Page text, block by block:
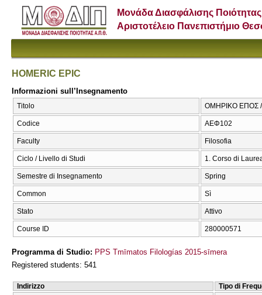
Μονάδα Διασφάλισης Ποιότητας
Αριστοτέλειο Πανεπιστήμιο
HOMERIC EPIC
Informazioni sull’Insegnamento
Titolo ΟΜΗΡΙΚΟ ΕΠΟΣ /
Codice ΑΕΦ102
Faculty Filosofia
Ciclo / Livello di Studi 1. Corso di
Semestre di Insegnamento Spring
Common Sì
Stato Attivo
Course ID 280000571
Programma di Studio: PPS Tmīmatos Filologías 2015-sīmera
Registered students: 541
Indirizzo
Tipo di